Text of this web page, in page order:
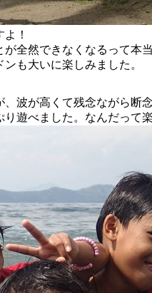
！
全然できなくなるって本当
も大いに楽しみました。
波が高くて残念ながら断念
遊べました。なんだって